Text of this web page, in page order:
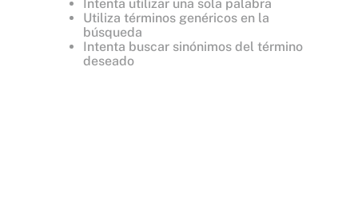
Intenta utilizar una sola palabra
Utiliza términos genéricos en la
búsqueda
Intenta buscar sinónimos del término
deseado